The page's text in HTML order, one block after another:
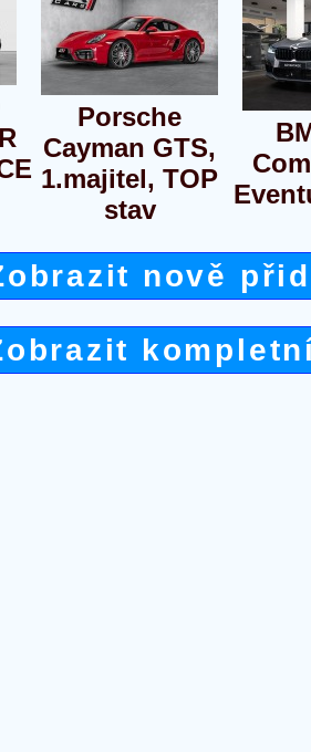
Porsche
Cayman GTS,
1.majitel, TOP
stav
nově